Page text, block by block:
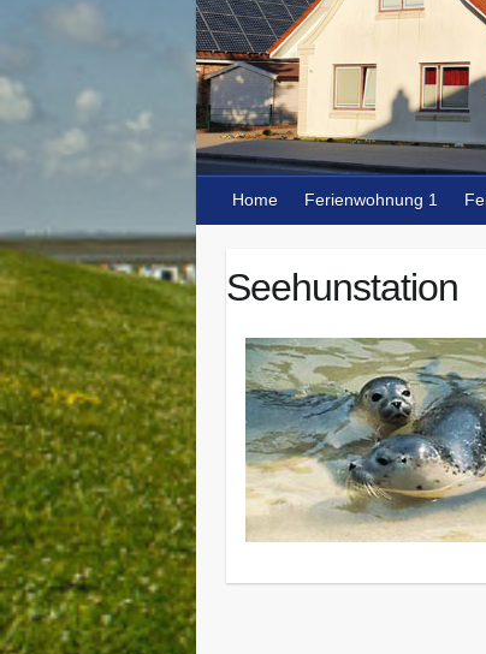
Home Ferienwohnung 1
Seehunstation